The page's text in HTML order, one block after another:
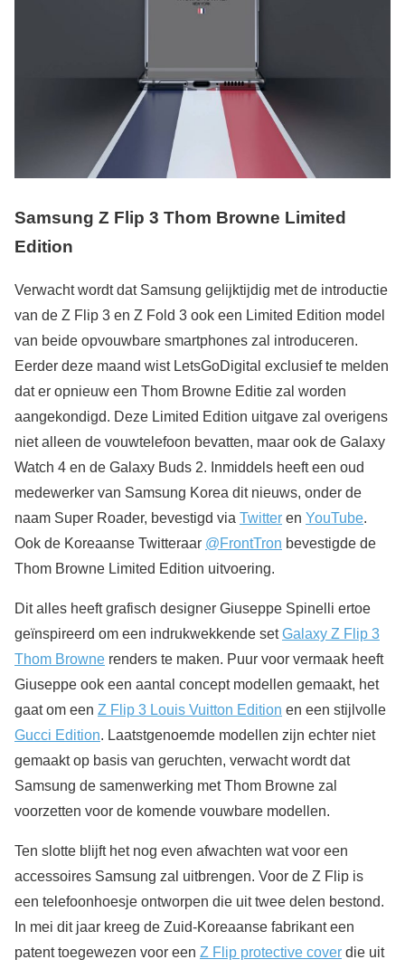
Samsung Z Flip 3 Thom Browne Limited
Edition
Verwacht wordt dat Samsung gelijktijdig met de introductie
van de Z Flip 3 en Z Fold 3 ook een Limited Edition model
van beide opvouwbare smartphones zal introduceren.
Eerder deze maand wist LetsGoDigital exclusief te melden
dat er opnieuw een Thom Browne Editie zal worden
aangekondigd. Deze Limited Edition uitgave zal overigens
niet alleen de vouwtelefoon bevatten, maar ook de Galaxy
Watch 4 en de Galaxy Buds 2. Inmiddels heeft een oud
medewerker van Samsung Korea dit nieuws, onder de
naam Super Roader, bevestigd via Twitter en YouTube.
Ook de Koreaanse Twitteraar @FrontTron bevestigde de
Thom Browne Limited Edition uitvoering.
Dit alles heeft grafisch designer Giuseppe Spinelli ertoe
geïnspireerd om een indrukwekkende setGalaxy Z Flip 3
Thom Browne renders te maken. Puur voor vermaak heeft
Giuseppe ook een aantal concept modellen gemaakt, het
gaat om een Z Flip 3 Louis Vuitton Edition en een stijlvolle
Gucci Edition. Laatstgenoemde modellen zijn echter niet
gemaakt op basis van geruchten, verwacht wordt dat
Samsung de samenwerking met Thom Browne zal
voorzetten voor de komende vouwbare modellen.
Ten slotte blijft het nog even afwachten wat voor een
accessoires Samsung zal uitbrengen. Voor de Z Flip is
een telefoonhoesje ontworpen die uit twee delen bestond.
In mei dit jaar kreeg de Zuid-Koreaanse fabrikant een
patent toegewezen voor een Z Flip protective cover die uit